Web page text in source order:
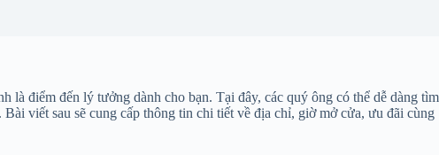
là điểm đến lý tưởng dành cho bạn. Tại đây, các quý ông có thể dễ dàng tìm
viết sau sẽ cung cấp thông tin chi tiết về địa chỉ, giờ mở cửa, ưu đãi cùng